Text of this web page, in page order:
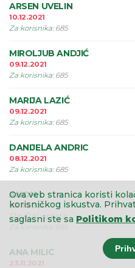
ARSEN UVELIN
10.12.2021
Za korisnika: 685
MIROLJUB ANDJIĆ
09.12.2021
Za korisnika: 685
MARIJA LAZIĆ
09.12.2021
Za korisnika: 685
DANIJELA ANDRIC
08.12.2021
Za korisnika: 685
ANON.
25.11.2021
PayPal uplata
Za korisnika
ANA MILIC
23.11.2021
Ova veb stranica koristi
korisničkog iskustva.
saglasni ste sa Politikom